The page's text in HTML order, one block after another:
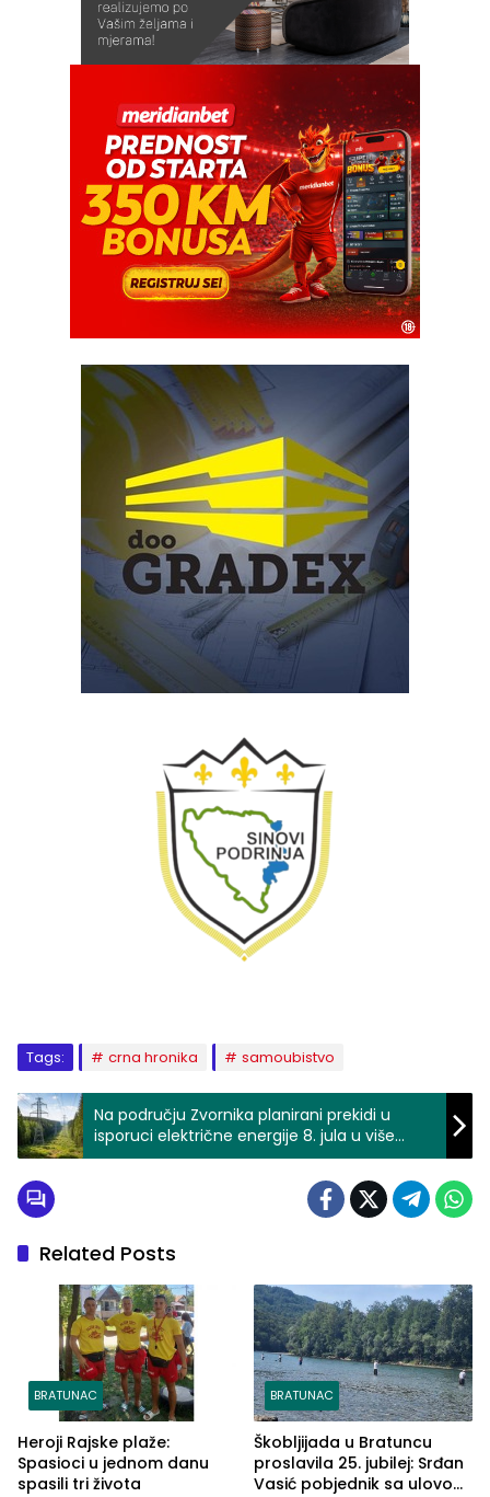
Tags: crna hronika samoubistvo
Na području Zvornika planirani prekidi u
isporuci električne energije 8. jula u više
naselja
Related Posts
BRATUNAC
Heroji Rajske plaže:
Spasioci u jednom danu
spasili tri života
BRATUNAC
Škobljijada u Bratuncu
proslavila 25. jubilej: Srđan
Vasić pobjednik sa ulovom